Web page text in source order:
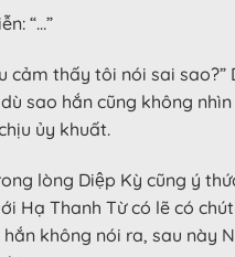
“…”
cảm thấy tôi nói sai sao?”
sao hắn cũng không
ủy khuất.
lòng Diệp Kỳ cũng ý
Hạ Thanh Từ có lẽ có
hắn không nói ra, sau này